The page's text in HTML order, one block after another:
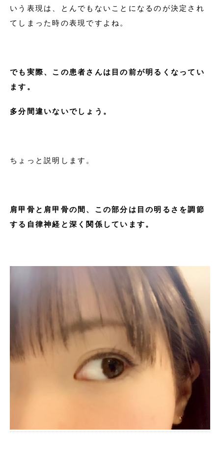
いう表現は、とんでもないことになるのが決定され
てしまった時の表現ですよね。
でも実際、この患者さんは目の前が明るくなってい
ます。
多分間違いないでしょう。
ちょっと説明します。
肩甲骨と肩甲骨の間、この部分は目の明るさを調節
する自律神経と深く関係しています。